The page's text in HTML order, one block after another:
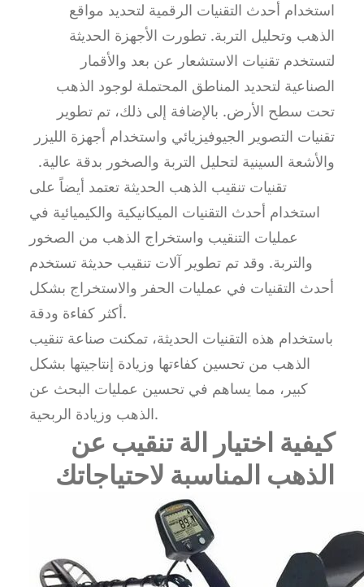
استخدام أحدث التقنيات الرقمية لتحديد مواقع
الذهب وتحليل التربة. تطورت الأجهزة الحديثة
لتستخدم تقنيات الاستشعار عن بعد والأقمار
الصناعية لتحديد المناطق المحتملة لوجود الذهب
تحت سطح الأرض. بالإضافة إلى ذلك، تم تطوير
تقنيات التصوير الجيوفيزيائي واستخدام أجهزة الليزر
والأشعة السينية لتحليل التربة والصخور بدقة عالية.
تقنيات تنقيب الذهب الحديثة تعتمد أيضاً على
استخدام أحدث التقنيات الميكانيكية والكيميائية في
عمليات التنقيب واستخراج الذهب من الصخور
والتربة. وقد تم تطوير آلات تنقيب حديثة تستخدم
أحدث التقنيات في عمليات الحفر والاستخراج بشكل
أكثر كفاءة ودقة.
باستخدام هذه التقنيات الحديثة، تمكنت صناعة تنقيب
الذهب من تحسين كفاءتها وزيادة إنتاجيتها بشكل
كبير، مما يساهم في تحسين عمليات البحث عن
الذهب وزيادة الربحية.
كيفية اختيار الة تنقيب عن
الذهب المناسبة لاحتياجاتك